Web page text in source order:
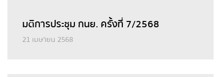
มติการประชุม กนย. ครั้งที่ 7/2568
21 เมษายน 2568